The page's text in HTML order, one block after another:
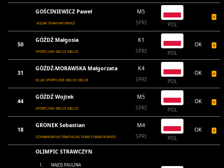
GOŚCINIEWICZ Paweł
KOZAK TEAM KATOWICE
M5
SPRI
POL
50
GÓŹDŹ Małgosia
SPORTLOVE KIELCE KIELCE
K1
SPRI
POL
OK
31
GÓŹDŹ-MORAWSKA Małgorzata
KLUB SPORTLOVE KIELCE KIELCE
K4
SPRI
POL
OK
44
GÓŹDŹ Wojtek
SPORTLOVE KIELCE KIELCE
M5
SPRI
POL
OK
18
GRONEK Sebastian
SZYMANOWSKI TRIATHLON TEAM STARACHOWICE
M4
SPRI
POL
OK
OLIMPIC STRAWCZYN
1. MAJOS PAULINA